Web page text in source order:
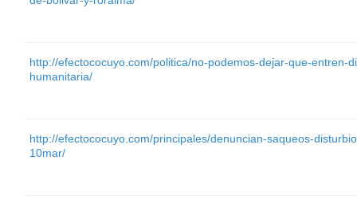
http://efectococuyo.com/politica/no-podemos-dejar-que-entren-
humanitaria/
http://efectococuyo.com/principales/denuncian-saqueos-
10mar/